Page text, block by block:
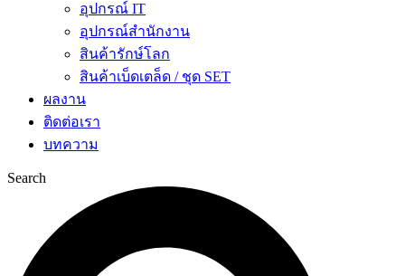
อุปกรณ์ IT
อุปกรณ์สำนักงาน
สินค้ารักษ์โลก
สินค้าเบ็ดเตล็ด / ชุด SET
ผลงาน
ติดต่อเรา
บทความ
Search